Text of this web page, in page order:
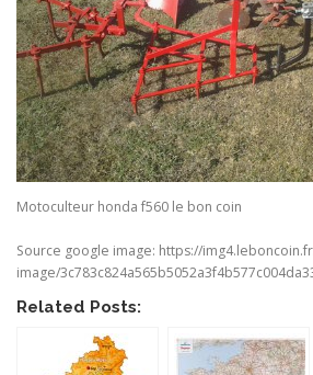
Motoculteur honda f560 le bon coin
Source google image: https://
image/
Related Posts: